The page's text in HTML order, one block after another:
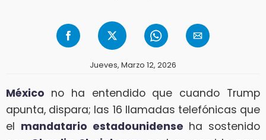
Jueves, Marzo 12, 2026
México no ha entendido que cuando Trump
apunta, dispara; las 16 llamadas telefónicas que
el mandatario estadounidense ha sostenido